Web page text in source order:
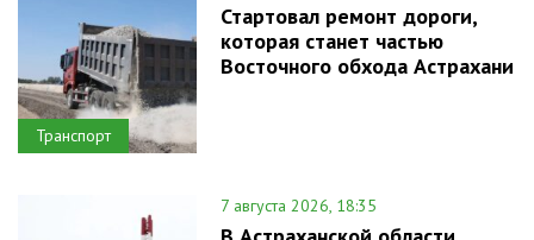
Транспорт
Стартовал ремонт дороги,
которая станет частью
Восточного обхода Астрахани
7 августа 2026, 18:35